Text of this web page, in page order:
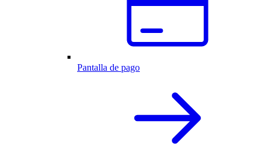
Pantalla de pago